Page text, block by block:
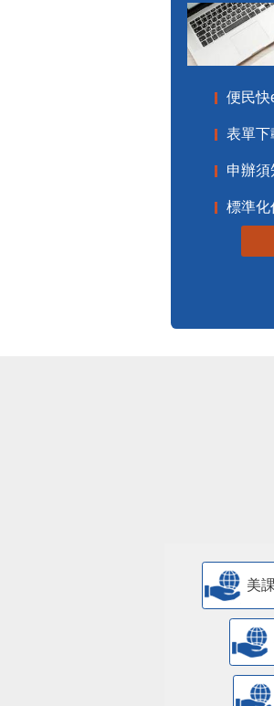
便民快
表單下
申辦須
標準化
美